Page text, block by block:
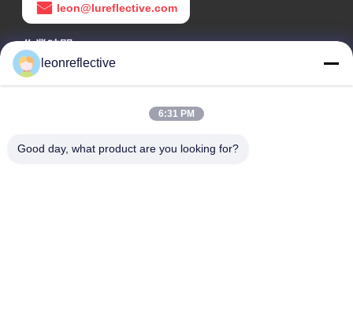
leon@lureflective.com
作業時間
9:00-18:00
2階,D2ビル,黄井科学技術公園,ハイテクゾーン,河北,安??,中国
leonreflective
6:31 PM
Good day, what product are you looking for?